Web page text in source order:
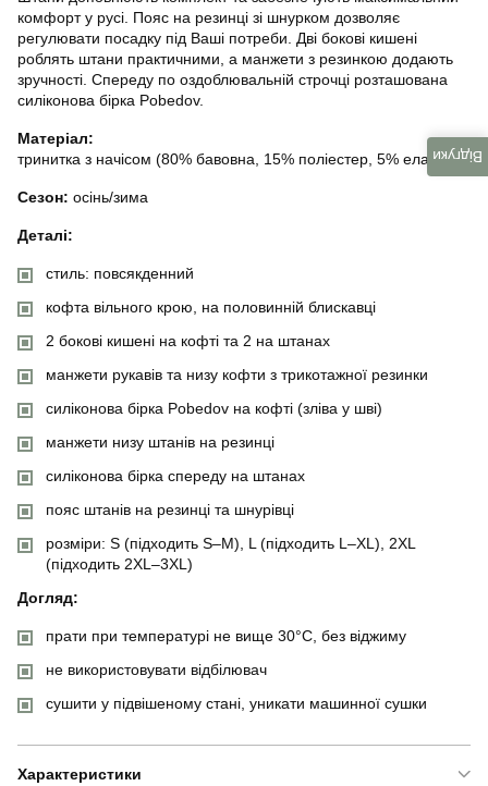
комфорт у русі. Пояс на резинці зі шнурком дозволяє
регулювати посадку під Ваші потреби. Дві бокові кишені
роблять штани практичними, а манжети з резинкою додають
зручності. Спереду по оздоблювальній строчці розташована
силіконова бірка Pobedov.
Матеріал:
тринитка з начісом (80% бавовна, 15% поліестер, 5% еластан)
Сезон: осінь/зима
Деталі:
стиль: повсякденний
кофта вільного крою, на половинній блискавці
2 бокові кишені на кофті та 2 на штанах
манжети рукавів та низу кофти з трикотажної резинки
силіконова бірка Pobedov на кофті (зліва у шві)
манжети низу штанів на резинці
силіконова бірка спереду на штанах
пояс штанів на резинці та шнурівці
розміри: S (підходить S–M), L (підходить L–XL), 2XL
(підходить 2XL–3XL)
Догляд:
прати при температурі не вище 30°C, без віджиму
не використовувати відбілювач
сушити у підвішеному стані, уникати машинної сушки
Характеристики
Відгуки